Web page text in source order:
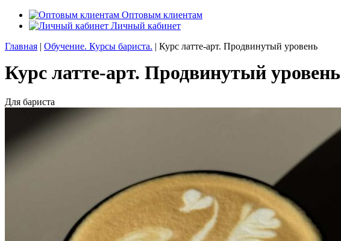
Оптовым клиентам
Личный кабинет
Главная | Обучение. Курсы бариста. | Курс латте-арт. Продвинутый уровень
Курс латте-арт. Продвинутый уровень
Для бариста